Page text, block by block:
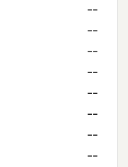
--
--
--
--
--
--
--
--